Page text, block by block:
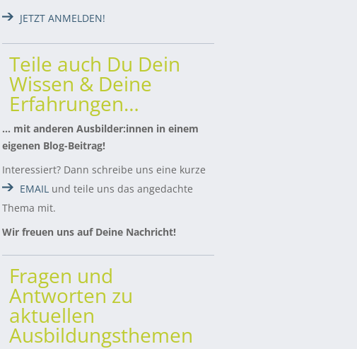
JETZT ANMELDEN!
Teile auch Du Dein
Wissen & Deine
Erfahrungen…
… mit anderen Ausbilder:innen in einem
eigenen Blog-Beitrag!
Interessiert? Dann schreibe uns eine kurze
EMAIL und teile uns das angedachte
Thema mit.
Wir freuen uns auf Deine Nachricht!
Fragen und
Antworten zu
aktuellen
Ausbildungsthemen